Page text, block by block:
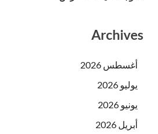
Archives
أغسطس 2026
يوليو 2026
يونيو 2026
أبريل 2026